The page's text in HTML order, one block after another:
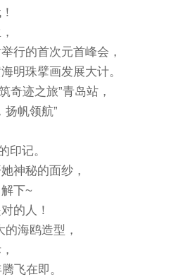
的首次元首峰会，
珠擘画发展大计。
迹之旅”青岛站，
帆领航”
记。
神秘的面纱，
下~
的人！
海鸥造型，
飞在即。